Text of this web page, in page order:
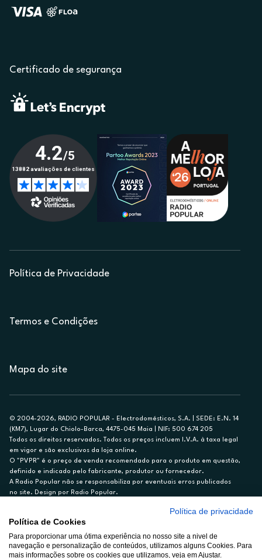
Certificado de segurança
Política de Privacidade
Termos e Condições
Mapa do site
© 2004-2026, RADIO POPULAR - Electrodomésticos, S.A. | SEDE: E.N. 14
(KM7), Lugar do Chiolo-Barca, 4475-045 Maia | NIF: 500 674 205
Todos os direitos reservados. Todos os preços incluem I.V.A. à taxa legal
em vigor e são exclusivos da loja online.
O "PVPR" é o preço de venda recomendado para o produto em questão,
definido e indicado pelo fabricante, produtor ou fornecedor.
A Radio Popular não se responsabiliza por eventuais erros publicados
no site. Design por Radio Popular.
Ex. para limite de crédito de €1.500, reembolsado em 12 meses, TAN
14,79%.
Crédito sujeito a aprovação pelo Cetelem, marca BNP Paribas Personal
Finance, S.A., Sucursal em Portugal. Informe-se no 21 721 90 00 (dias
Política de privacidade
Política de Cookies
Para proporcionar uma ótima experiência no nosso site a nivel de
navegação e personalização de conteúdos, utilizamos alguns Cookies. Para
mais informações sobre os cookies que utilizamos, veja em Ajustar.